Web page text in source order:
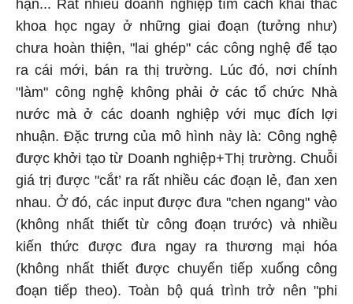
hạn... Rất nhiều doanh nghiệp tìm cách khai thác
khoa học ngay ở những giai đoạn (tưởng như)
chưa hoàn thiện, "lai ghép" các công nghệ để tạo
ra cái mới, bán ra thị trường. Lúc đó, nơi chính
"làm" công nghệ không phải ở các tổ chức Nhà
nước mà ở các doanh nghiệp với mục đích lợi
nhuận. Đặc trưng của mô hình này là: Công nghệ
được khởi tạo từ Doanh nghiệp+Thị trường. Chuỗi
giá trị được "cắt’ ra rất nhiều các đoạn lẻ, đan xen
nhau. Ở đó, các input được đưa "chen ngang" vào
(không nhất thiết từ công đoạn trước) và nhiều
kiến thức được đưa ngay ra thương mại hóa
(không nhất thiết được chuyển tiếp xuống công
đoạn tiếp theo). Toàn bộ quá trình trở nên "phi